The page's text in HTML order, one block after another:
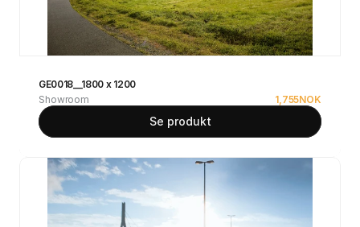
GE0018__1800 x 1200
Showroom
1,755NOK
Se produkt